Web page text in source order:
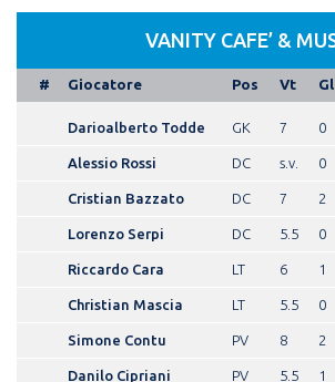
VANITY CAFE’ &
# Giocatore Pos Vt Gl
Darioalberto Todde GK 7 0
Alessio Rossi DC s.v. 0
Cristian Bazzato DC 7 2
Lorenzo Serpi DC 5.5 0
Riccardo Cara LT 6 1
Christian Mascia LT 5.5 0
Simone Contu PV 8 2
Danilo Cipriani PV 5.5 1